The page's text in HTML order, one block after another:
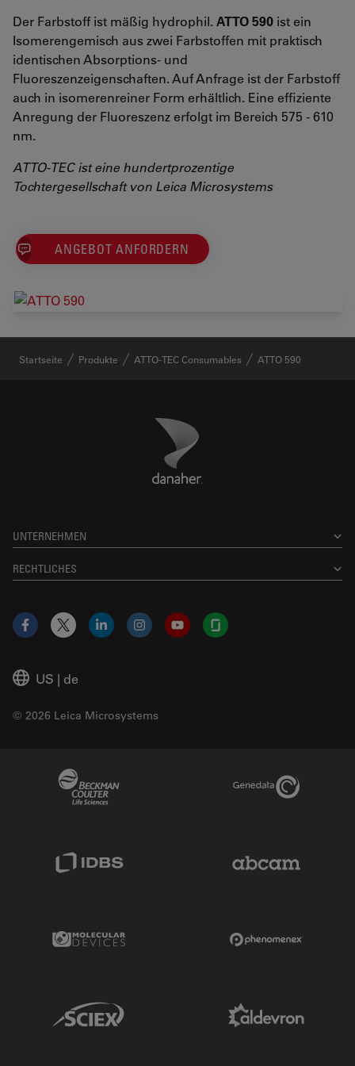
Der Farbstoff ist mäßig hydrophil. ATTO 590 ist ein
Isomerengemisch aus zwei Farbstoffen mit praktisch
identischen Absorptions- und
Fluoreszenzeigenschaften. Auf Anfrage ist der Farbstoff
auch in isomerenreiner Form erhältlich. Eine effiziente
Anregung der Fluoreszenz erfolgt im Bereich 575 - 610
nm.
ATTO-TEC ist eine hundertprozentige
Tochtergesellschaft von Leica Microsystems
ANGEBOT ANFORDERN
Startseite Produkte ATTO-TEC Consumables ATTO 590
Danaher Logo
UNTERNEHMEN
RECHTLICHES
US | de
© 2026 Leica Microsystems
Facebook
X LinkedInInstagramYouTubeGlassdoor
Genedata Link
Molecular Devices Link
Sciex Link